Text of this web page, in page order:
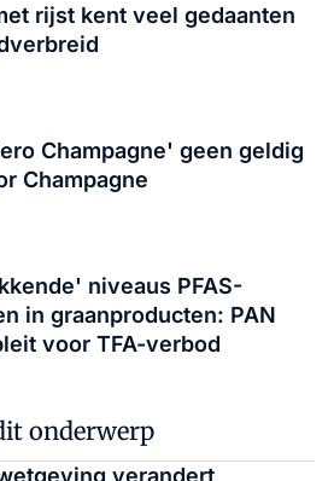
rijst kent veel gedaanten
Champagne' geen geldig
Champagne
niveaus PFAS-
in graanproducten: PAN
voor TFA-verbod
onderwerp
verandert